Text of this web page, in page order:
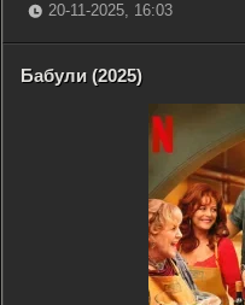
20-11-2025, 16:03
Бабули (2025)